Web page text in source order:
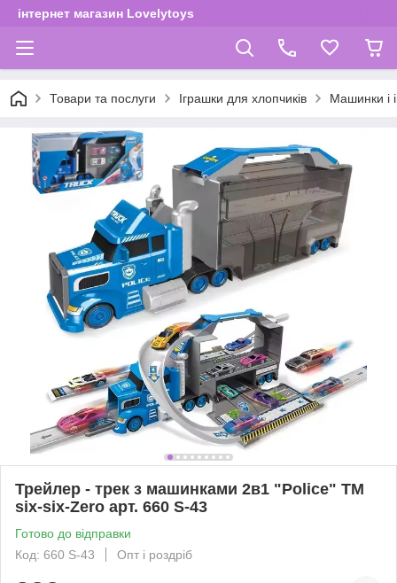
інтернет магазин Lovelytoys
Товари та послуги Іграшки для хлопчиків Машинки і
Трейлер - трек з машинками 2в1 "Police" TM
six-six-Zero арт. 660 S-43
Готово до відправки
Код: 660 S-43
Опт і роздріб